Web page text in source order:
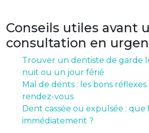
Conseils utiles avant
consultation en
Trouver un dentiste de garde
nuit ou un jour férié
Mal de dents : les bons
rendez-vous
Dent cassée ou expulsée : que
immédiatement ?